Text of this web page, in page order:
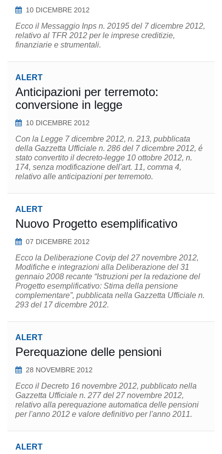
10 DICEMBRE 2012
Ecco il Messaggio Inps n. 20195 del 7 dicembre 2012,
relativo al TFR 2012 per le imprese creditizie,
finanziarie e strumentali.
ALERT
Anticipazioni per terremoto:
conversione in legge
10 DICEMBRE 2012
Con la Legge 7 dicembre 2012, n. 213, pubblicata
della Gazzetta Ufficiale n. 286 del 7 dicembre 2012, é
stato convertito il decreto-legge 10 ottobre 2012, n.
174, senza modificazione dell'art. 11, comma 4,
relativo alle anticipazioni per terremoto.
ALERT
Nuovo Progetto esemplificativo
07 DICEMBRE 2012
Ecco la Deliberazione Covip del 27 novembre 2012,
Modifiche e integrazioni alla Deliberazione del 31
gennaio 2008 recante “Istruzioni per la redazione del
Progetto esemplificativo: Stima della pensione
complementare”, pubblicata nella Gazzetta Ufficiale n.
293 del 17 dicembre 2012.
ALERT
Perequazione delle pensioni
28 NOVEMBRE 2012
Ecco il Decreto 16 novembre 2012, pubblicato nella
Gazzetta Ufficiale n. 277 del 27 novembre 2012,
relativo alla perequazione automatica delle pensioni
per l'anno 2012 e valore definitivo per l'anno 2011.
ALERT